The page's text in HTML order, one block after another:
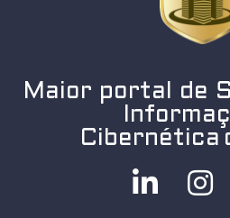
Maior portal de
Cibernética